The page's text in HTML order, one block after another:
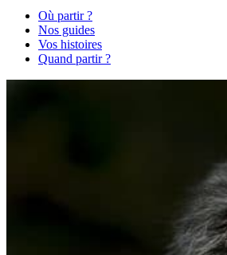
Où partir ?
Nos guides
Vos histoires
Quand partir ?